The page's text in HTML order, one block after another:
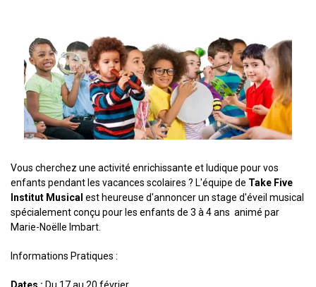
Vous cherchez une activité enrichissante et ludique pour vos
enfants pendant les vacances scolaires ? L'équipe de Take Five
Institut Musical est heureuse d'annoncer un stage d'éveil musical
spécialement conçu pour les enfants de 3 à 4 ans animé par
Marie-Noëlle Imbart.
Informations Pratiques :